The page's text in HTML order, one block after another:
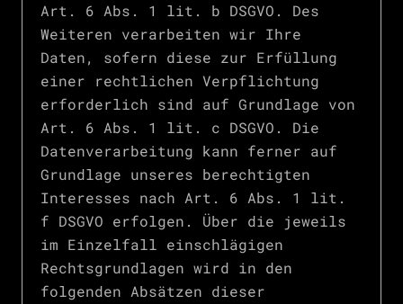
Art. 6 Abs. 1 lit. b DSGVO. Des
Weiteren verarbeiten wir Ihre
Daten, sofern diese zur Erfüllung
einer rechtlichen Verpflichtung
erforderlich sind auf Grundlage von
Art. 6 Abs. 1 lit. c DSGVO. Die
Datenverarbeitung kann ferner auf
Grundlage unseres berechtigten
Interesses nach Art. 6 Abs. 1 lit.
f DSGVO erfolgen. Über die jeweils
im Einzelfall einschlägigen
Rechtsgrundlagen wird in den
folgenden Absätzen dieser